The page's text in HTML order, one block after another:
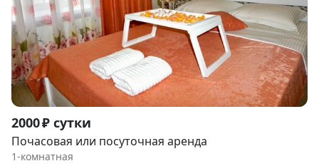
Item
1
of
2000 ₽ сутки
Почасовая или посуточная аренда
1-комнатная